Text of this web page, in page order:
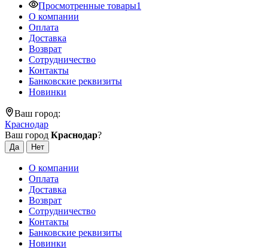
Просмотренные товары1
О компании
Оплата
Доставка
Возврат
Сотрудничество
Контакты
Банковские реквизиты
Новинки
Ваш город:
Краснодар
Ваш город Краснодар?
О компании
Оплата
Доставка
Возврат
Сотрудничество
Контакты
Банковские реквизиты
Новинки